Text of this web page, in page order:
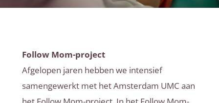
Follow Mom-project
Afgelopen jaren hebben we intensief
samengewerkt met het Amsterdam UMC aan